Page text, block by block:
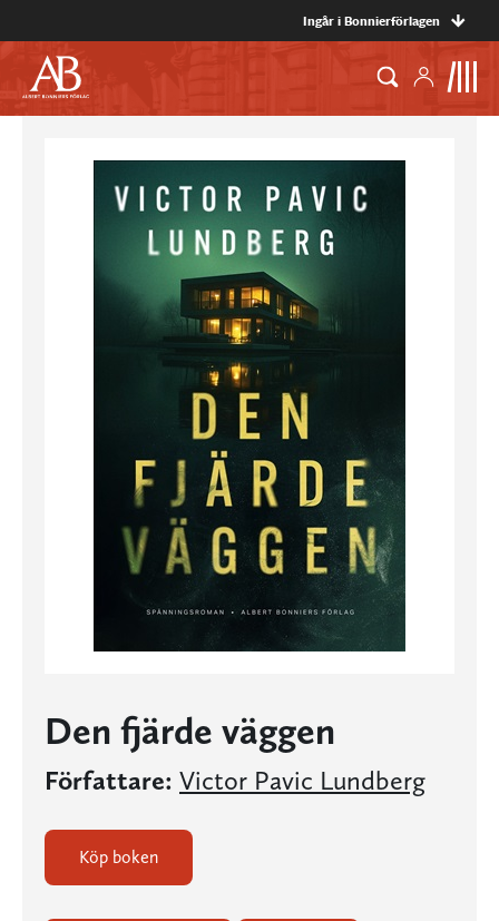
Ingår i Bonnierförlagen
Den fjärde väggen
Författare: Victor Pavic Lundberg
Köp boken